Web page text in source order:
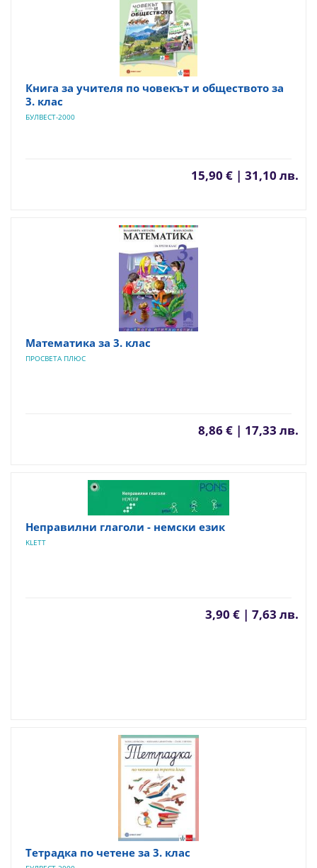
Книга за учителя по човекът и обществото за
3. клас
БУЛВЕСТ-2000
15,90 € | 31,10 лв.
Математика за 3. клас
ПРОСВЕТА ПЛЮС
8,86 € | 17,33 лв.
Неправилни глаголи - немски език
KLETT
3,90 € | 7,63 лв.
Тетрадка по четене за 3. клас